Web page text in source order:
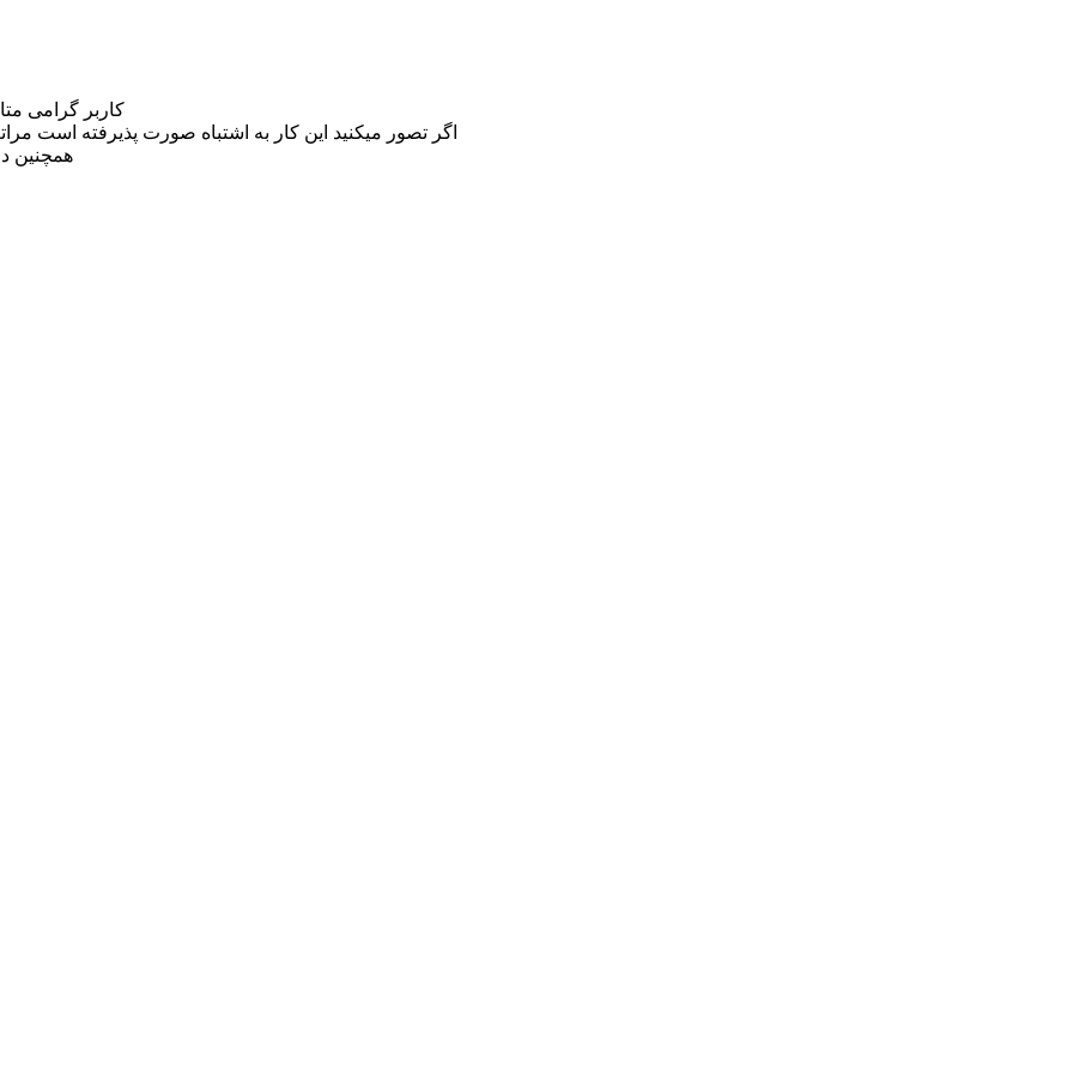
کاربر گرامی
اگر تصور میکنید این کار به اشتباه صورت پذیرفته است مراتب این مسئله را
همچنین